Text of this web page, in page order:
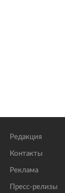
Редакция
Контакты
Реклама
Пресс-релизы